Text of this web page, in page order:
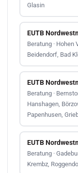
Glasin
EUTB
Beratung · Hohen
Beidendorf, Bad
EUTB
Beratung ·
Hanshagen,
Papenhusen,
EUTB
Beratung ·
Krembz,